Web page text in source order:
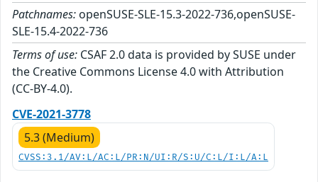
Patchnames: openSUSE-SLE-15.3-2022-736,openSUSE-
SLE-15.4-2022-736
Terms of use: CSAF 2.0 data is provided by SUSE under
the Creative Commons License 4.0 with Attribution
(CC-BY-4.0).
CVE-2021-3778
5.3 (Medium)
CVSS:3.1/AV:L/AC:L/PR:N/UI:R/S:U/C:L/I:L/A:L